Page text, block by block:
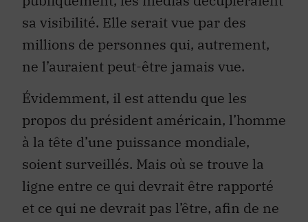
sa visibilité. Elle serait vue par des
millions de personnes qui, autrement,
ne l’auraient peut-être jamais vue.
Évidemment, il est attendu que les
propos du président américain, l’homme
à la tête d’une puissance mondiale,
soient surveillés. Mais où se trouve la
ligne entre ce qui devrait être rapporté
et ce qui ne devrait pas l’être, afin de ne